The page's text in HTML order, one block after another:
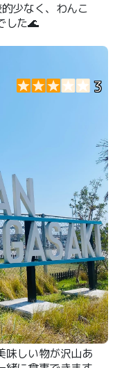
少なく、わんこ
した🌊
3
味しい物が沢山あ